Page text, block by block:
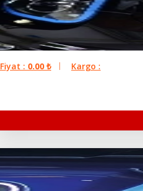
Fiyat : 0.00 ₺ Kargo :